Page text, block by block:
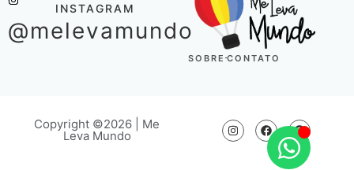
INSTAGRAM
@melevamundo
SOBRE CONTATO
Copyright ©2026 | Me
Leva Mundo